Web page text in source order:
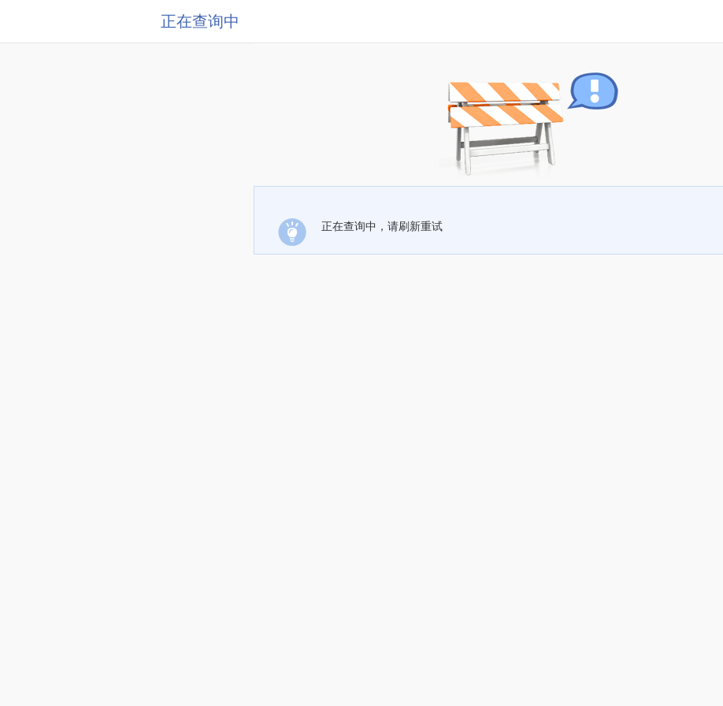
正在查询中
正在查询中，请刷新重试